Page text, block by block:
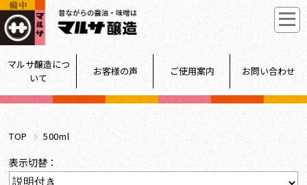
マルサ醸造につ
いて
お客様の声 ご使用案内 お問い合わせ
TOP 500ml
表示切替：